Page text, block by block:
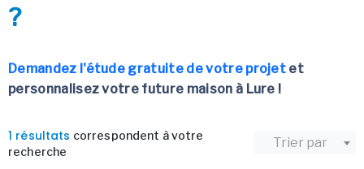
?
Demandez l'étude gratuite de votre projet et
personnalisez votre future maison à Lure !
1 résultats correspondent à votre
recherche
Trier par